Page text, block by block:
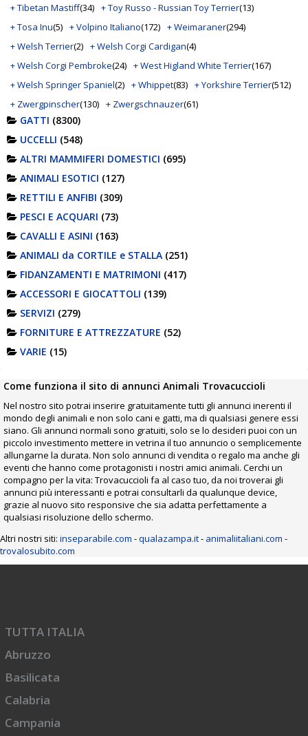
+ Tibetan Mastiff(34) + Toy Russo - Russian Toy Terrier(13)
+ Tosa Inu(5) + Volpino Italiano(172) + Weimaraner(294)
+ Welsh Terrier(2) + Welsh Corgi Cardigan(4)
+ Welsh Corgi Pembroke(24) + West Higland White Terrier(167)
+ Welsh Springer Spaniel(2) + Whippet(83) + Yorkshire Terrier(512)
+ Zwergpinscher(130) + Zwergschnauzer(61)
GATTI (8300)
UCCELLI (548)
ALTRI MAMMIFERI DOMESTICI (695)
ANIMALI ESOTICI (127)
RETTILI E ANFIBI (309)
PESCI E ACQUARI (73)
CAVALLI E ASINI (163)
ANIMALI da CORTILE e STALLA (251)
FIDANZAMENTI E MATRIMONI (417)
ACCESSORI E GIOCATTOLI (139)
SERVIZI (279)
FORNITURE E ATTREZZATURE (52)
VARIE (15)
Come funziona il sito di annunci Animali Trovacuccioli
Nel nostro sito potrai inserire gratuitamente tutti gli annunci inerenti il
mondo degli animali e non solo cani e gatti, ma di qualsiasi genere essi
siano. Gli annunci normali sono gratuiti, solo se lo desideri puoi con un
piccolo investimento mettere in vetrina il tuo annuncio o semplicemente
allungarne la durata. Non solo annunci di vendita o regalo ma anche gli
eventi che hanno come protagonisti i nostri amici animali. Cerchi un
compagno per la vita: Trovacuccioli fa al caso tuo, da noi troverai gli
annunci più interessanti e potrai consultarli da qualunque device,
grazie al nuovo sito responsive che sia adatta perfettamente a
qualsiasi risoluzione dello schermo.
Altri nostri siti: inseparabile.com -qualazampa.it- animaliitaliani.com -
trovalosubito.com
TUTTA ITALIA
Abruzzo
Basilicata
Calabria
Campania